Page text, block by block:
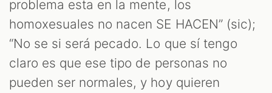
problema esta en la mente, los
homoxesuales no nacen SE HACEN” (sic);
“No se si será pecado. Lo que sí tengo
claro es que ese tipo de personas no
pueden ser normales, y hoy quieren